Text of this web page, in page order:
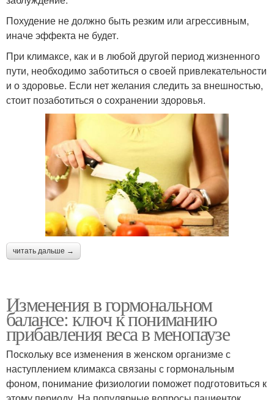
Похудение не должно быть резким или агрессивным,
иначе эффекта не будет.
При климаксе, как и в любой другой период жизненного
пути, необходимо заботиться о своей привлекательности
и о здоровье. Если нет желания следить за внешностью,
стоит позаботиться о сохранении здоровья.
читать дальше →
Изменения в гормональном
балансе: ключ к пониманию
прибавления веса в менопаузе
Поскольку все изменения в женском организме с
наступлением климакса связаны с гормональным
фоном, понимание физиологии поможет подготовиться к